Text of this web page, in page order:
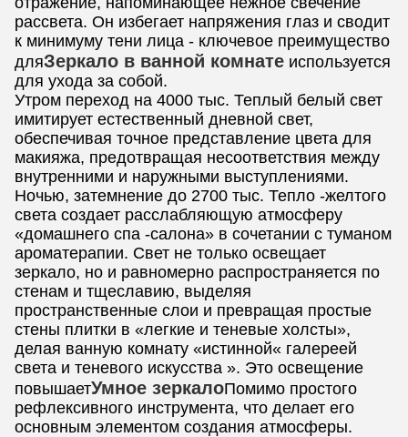
рассвета. Он избегает напряжения глаз и сводит
к минимуму тени лица - ключевое преимущество
дляЗеркало в ванной комнате используется
для ухода за собой.
Утром переход на 4000 тыс. Теплый белый свет
имитирует естественный дневной свет,
обеспечивая точное представление цвета для
макияжа, предотвращая несоответствия между
внутренними и наружными выступлениями.
Ночью, затемнение до 2700 тыс. Тепло -желтого
света создает расслабляющую атмосферу
«домашнего спа -салона» в сочетании с туманом
ароматерапии. Свет не только освещает
зеркало, но и равномерно распространяется по
стенам и тщеславию, выделяя
пространственные слои и превращая простые
стены плитки в «легкие и теневые холсты»,
делая ванную комнату «истинной« галереей
света и теневого искусства ». Это освещение
повышаетУмное зеркалоПомимо простого
рефлексивного инструмента, что делает его
основным элементом создания атмосферы.